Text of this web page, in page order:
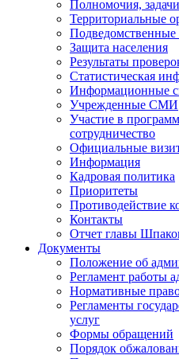
Полномочия,
Территориальные
Подведомственные
Защита населения
Результаты
Статистическая
Информационные
Учрежденные СМИ
Участие в
сотрудничество
Официальные
Информация
Кадровая политика
Приоритеты
Противодействие
Контакты
Отчет главы
Документы
Положение об
Регламент работы
Нормативные
Регламенты
услуг
Формы обращений
Порядок